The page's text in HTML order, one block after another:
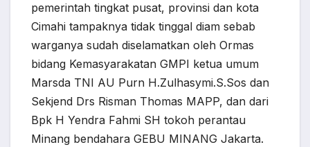
pemerintah tingkat pusat, provinsi dan kota
Cimahi tampaknya tidak tinggal diam sebab
warganya sudah diselamatkan oleh Ormas
bidang Kemasyarakatan GMPI ketua umum
Marsda TNI AU Purn H.Zulhasymi.S.Sos dan
Sekjend Drs Risman Thomas MAPP, dan dari
Bpk H Yendra Fahmi SH tokoh perantau
Minang bendahara GEBU MINANG Jakarta.